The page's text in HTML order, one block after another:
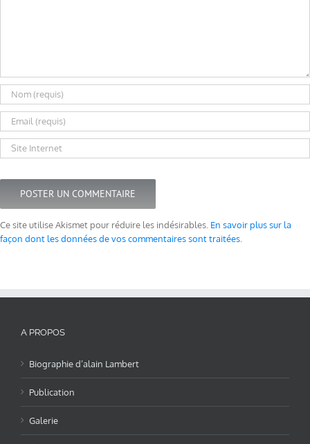
Ce site utilise Akismet pour réduire les indésirables. En savoir plus sur la
façon dont les données de vos commentaires sont traitées
A PROPOS
Biographie d’alain Lambert
Publication
Galerie